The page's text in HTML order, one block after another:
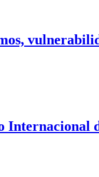
Internacional